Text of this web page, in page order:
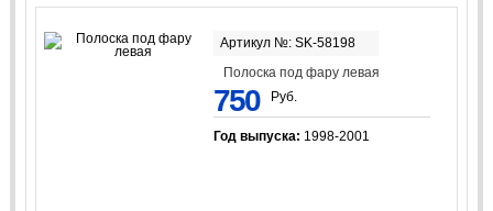
Артикул №: SK-58198
Полоска под фару левая
750 Руб.
Год выпуска: 1998-2001